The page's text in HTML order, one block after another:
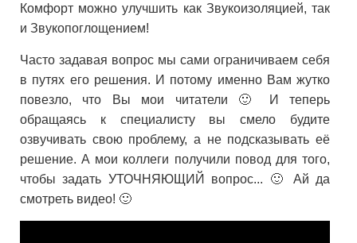
Комфорт можно улучшить как Звукоизоляцией, так
и Звукопоглощением!
Часто задавая вопрос мы сами ограничиваем себя
в путях его решения. И потому именно Вам жутко
повезло, что Вы мои читатели 🙂 И теперь
обращаясь к специалисту вы смело будите
озвучивать свою проблему, а не подсказывать её
решение. А мои коллеги получили повод для того,
чтобы задать УТОЧНЯЮЩИЙ вопрос... 🙂 Ай да
смотреть видео! 🙂